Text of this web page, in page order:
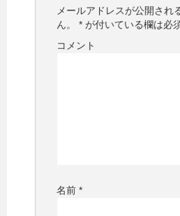
メールアドレスが公開され
ん。
* が付いている欄は必
コメント
名前 *